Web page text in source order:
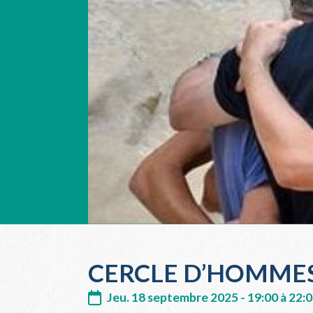
CERCLE
Jeu. 18 septembre 2025 - 19:00 à